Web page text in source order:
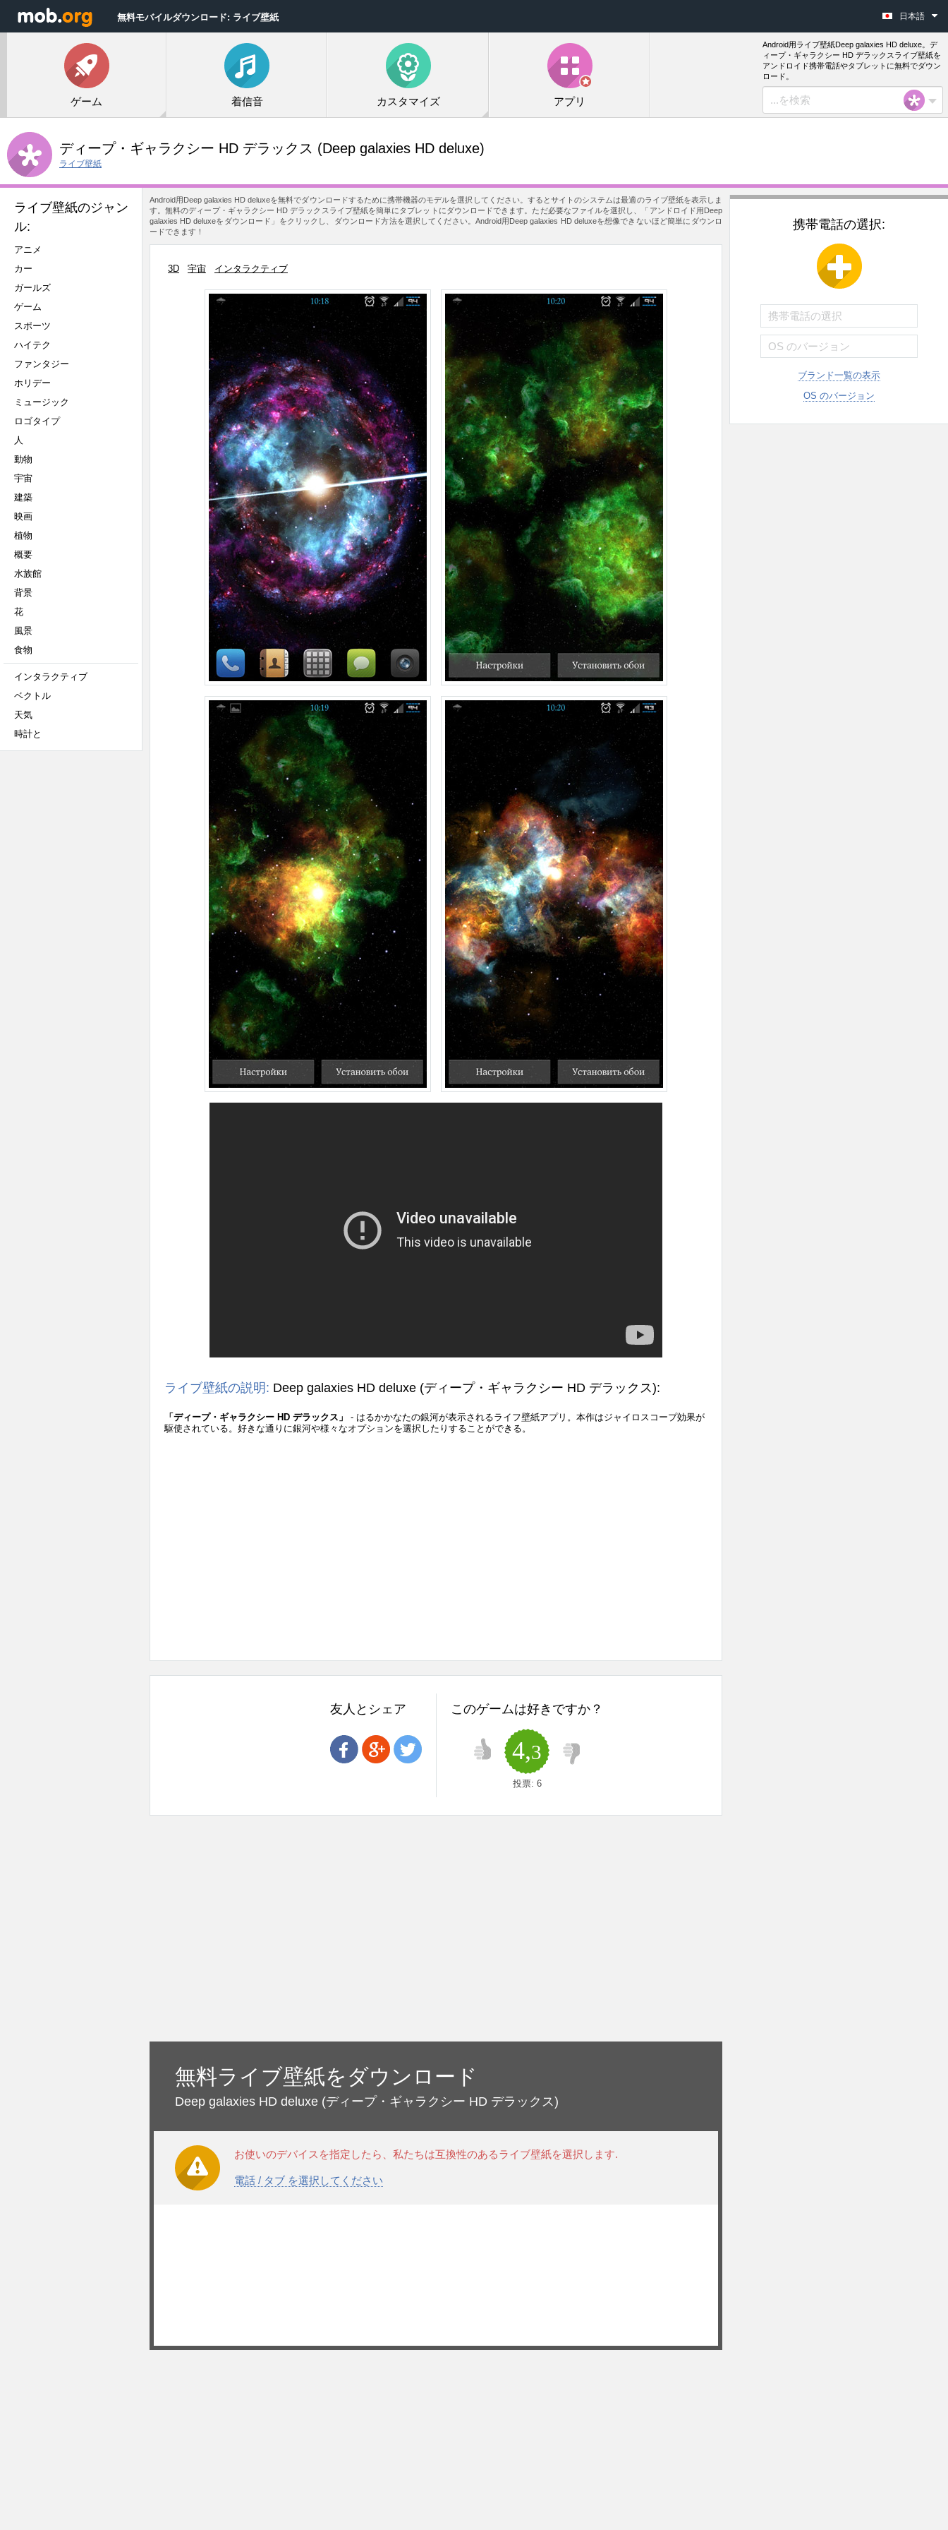
無料モバイルダウンロード: ライブ壁紙 日本語
ゲーム 着信音 カスタマイズ アプリ
Android用ライブ壁紙Deep galaxies HD deluxe。デ
ィープ・ギャラクシー HD デラックスライブ壁紙を
アンドロイド携帯電話やタブレットに無料でダウン
ロード。
ディープ・ギャラクシー HD デラックス (Deep galaxies HD deluxe)
ライブ壁紙
ライブ壁紙のジャン
ル:
アニメ
カー
ガールズ
ゲーム
スポーツ
ハイテク
ファンタジー
ホリデー
ミュージック
ロゴタイプ
人
動物
宇宙
建築
映画
植物
概要
水族館
背景
花
風景
食物
インタラクティブ
ベクトル
天気
時計と
Android用Deep galaxies HD deluxeを無料でダウンロードするために携帯機器のモデルを選択してください。するとサイトのシステムは最適のライブ壁紙を表示しま
す。無料のディープ・ギャラクシー HD デラックスライブ壁紙を簡単にタブレットにダウンロードできます。ただ必要なファイルを選択し、「アンドロイド用Deep
galaxies HD deluxeをダウンロード」をクリックし、ダウンロード方法を選択してください。Android用Deep galaxies HD deluxeを想像できないほど簡単にダウンロ
ードできます！
3D 宇宙 インタラクティブ
ライブ壁紙の説明: Deep galaxies HD deluxe (ディープ・ギャラクシー HD デラックス):
「ディープ・ギャラクシー HD デラックス」
- はるかかなたの銀河が表示されるライフ壁紙アプリ。本作はジャイロスコープ効果が
駆使されている。好きな通りに銀河や様々なオプションを選択したりすることができる。
友人とシェア このゲームは好きですか？
4,3
投票: 6
無料ライブ壁紙をダウンロード
Deep galaxies HD deluxe (ディープ・ギャラクシー HD デラックス)
お使いのデバイスを指定したら、私たちは互換性のあるライブ壁紙を選択します.
電話 / タブ を選択してください
携帯電話の選択:
ブランド一覧の表示
OS のバージョン